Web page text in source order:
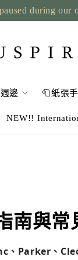
during our
邊 🧻紙張
NEW!!
南與常
、Parker、